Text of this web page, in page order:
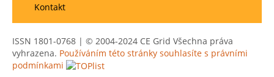
Kontakt
ISSN 1801-0768 | © 2004-2024 CE Grid Všechna práva
vyhrazena. Používáním této stránky souhlasíte s právními
podmínkami